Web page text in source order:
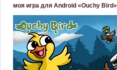
моя игра для Android «Ouchy Bird»